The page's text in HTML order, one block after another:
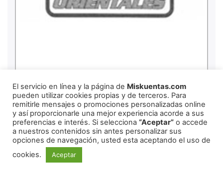
El servicio en línea y la página de Miskuentas.com
pueden utilizar cookies propias y de terceros. Para
remitirle mensajes o promociones personalizadas online
y así proporcionarle una mejor experiencia acorde a sus
preferencias e interés. Si selecciona “Aceptar” o accede
a nuestros contenidos sin antes personalizar sus
opciones de navegación, usted esta aceptando el uso de
cookies.
Aceptar